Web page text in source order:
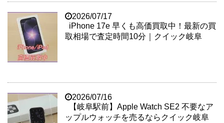
2026/07/17
iPhone 17e 早くも高価買取中！最新の買
取相場で査定時間10分｜クイック岐阜
2026/07/16
【岐阜駅前】Apple Watch SE2 不要なア
ップルウォッチを売るならクイック岐阜